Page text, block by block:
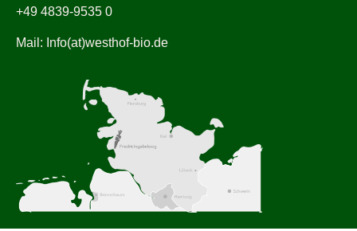
+49 4839-9535 0
Mail: Info(at)westhof-bio.de